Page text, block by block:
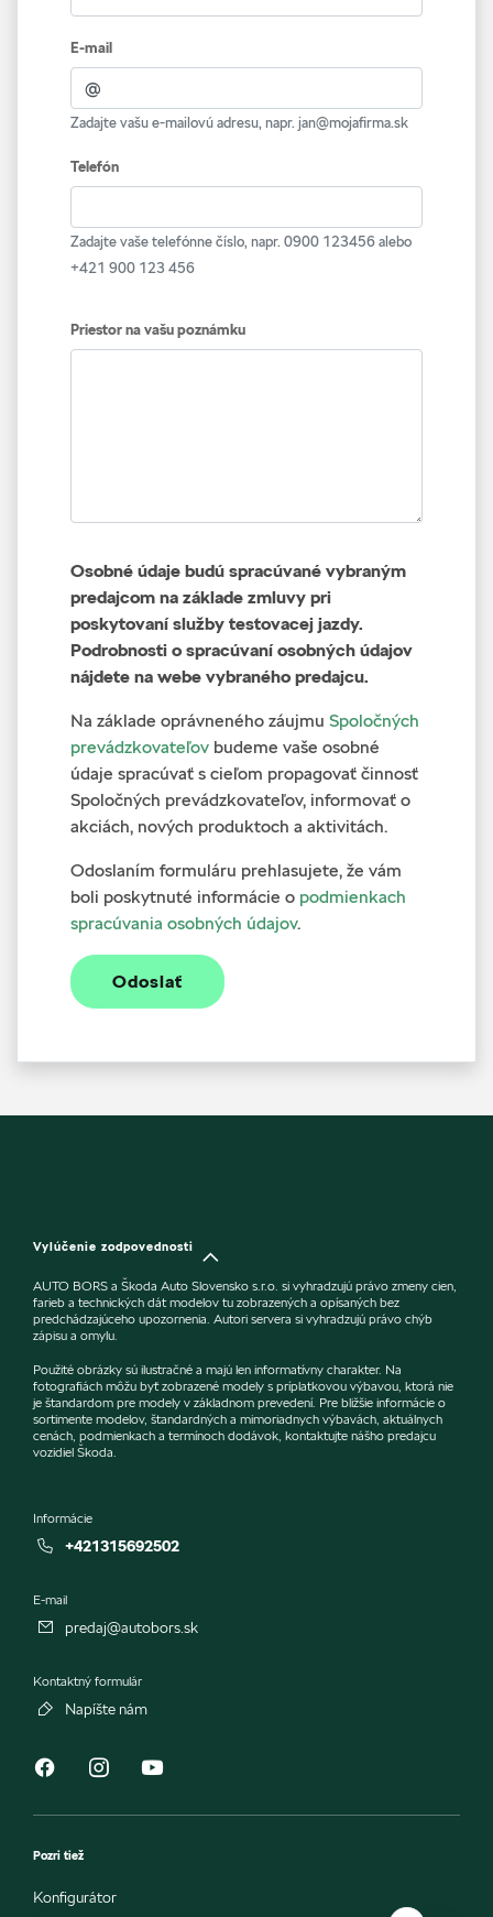
E-mail
Zadajte vašu e-mailovú adresu, napr. jan@mojafirma.sk
Telefón
Zadajte vaše telefónne číslo, napr. 0900 123456 alebo
+421 900 123 456
Priestor na vašu poznámku
Osobné údaje budú spracúvané vybraným
predajcom na základe zmluvy pri
poskytovaní služby testovacej jazdy.
Podrobnosti o spracúvaní osobných údajov
nájdete na webe vybraného predajcu.
Na základe oprávneného záujmu Spoločných
prevádzkovateľov budeme vaše osobné
údaje spracúvať s cieľom propagovať činnosť
Spoločných prevádzkovateľov, informovať o
akciách, nových produktoch a aktivitách.
Odoslaním formuláru prehlasujete, že vám
boli poskytnuté informácie o podmienkach
spracúvania osobných údajov.
Odoslať
Vylúčenie zodpovednosti
AUTO BORS a Škoda Auto Slovensko s.r.o. si vyhradzujú právo zmeny cien,
farieb a technických dát modelov tu zobrazených a opísaných bez
predchádzajúceho upozornenia. Autori servera si vyhradzujú právo chýb
zápisu a omylu.
Použité obrázky sú ilustračné a majú len informatívny charakter. Na
fotografiách môžu byť zobrazené modely s príplatkovou výbavou, ktorá nie
je štandardom pre modely v základnom prevedení. Pre bližšie informácie o
sortimente modelov, štandardných a mimoriadnych výbavách, aktuálnych
cenách, podmienkach a termínoch dodávok, kontaktujte nášho predajcu
vozidiel Škoda.
Informácie
+421315692502
E-mail
predaj@autobors.sk
Kontaktný formulár
Napíšte nám
Pozri tiež
Konfigurátor